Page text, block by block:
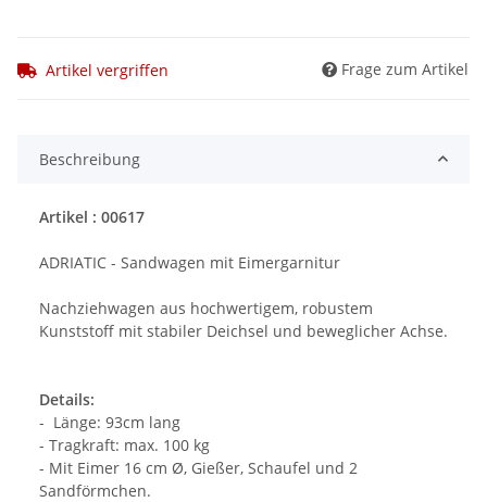
Artikel vergriffen Frage zum Artikel
Beschreibung
Artikel : 00617
ADRIATIC - Sandwagen mit Eimergarnitur
Nachziehwagen aus hochwertigem, robustem
Kunststoff mit stabiler Deichsel und beweglicher Achse.
Details:
- Länge: 93cm lang
- Tragkraft: max. 100 kg
- Mit Eimer 16 cm Ø, Gießer, Schaufel und 2
Sandförmchen.